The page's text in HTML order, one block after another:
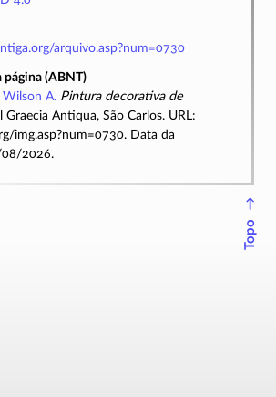
arquivo.asp?num=0730
página (ABNT)
Wilson A. Pintura decorativa de
Graecia Antiqua, São Carlos. URL:
img.asp?num=0730. Data da
2026.
↑
Topo